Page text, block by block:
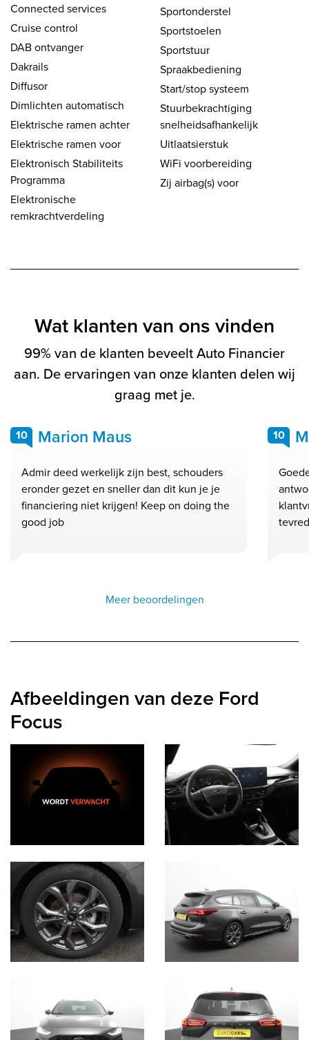
Connected services
Cruise control
DAB ontvanger
Dakrails
Diffusor
Dimlichten automatisch
Elektrische ramen achter
Elektrische ramen voor
Elektronisch Stabiliteits
Programma
Elektronische
remkrachtverdeling
Sportonderstel
Sportstoelen
Sportstuur
Spraakbediening
Start/stop systeem
Stuurbekrachtiging
snelheidsafhankelijk
Uitlaatsierstuk
WiFi voorbereiding
Zij airbag(s) voor
Wat klanten van ons vinden
99% van de klanten beveelt Auto Financier
aan. De ervaringen van onze klanten delen wij
graag met je.
10 Marion Maus
Admir deed werkelijk zijn best, schouders
eronder gezet en sneller dan dit kun je je
financiering niet krijgen! Keep on doing the
good job
10
Meer beoordelingen
Afbeeldingen van deze Ford
Focus